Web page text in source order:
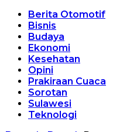
Berita Otomotif
Bisnis
Budaya
Ekonomi
Kesehatan
Opini
Prakiraan Cuaca
Sorotan
Sulawesi
Teknologi